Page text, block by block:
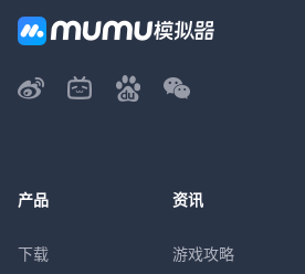
产品
下载
资讯
游戏攻略